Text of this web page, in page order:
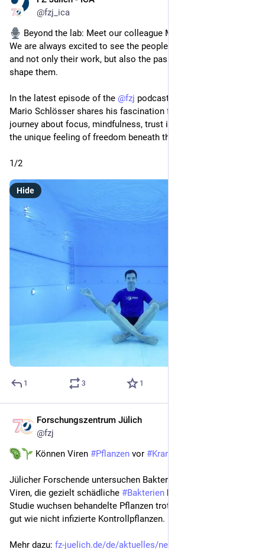
@fzj_ica
Beyond the lab: Meet our colleague Mario Schlösser!
We are always excited to see the people behind the research
and not only their work, but also the passions and stories that
shape them.
In the latest episode of the @fzj podcast, our ICA colleague
Mario Schlösser shares his fascination for apnoea diving: a
journey about focus, mindfulness, trust in one's own body, and
the unique feeling of freedom beneath the water's surface.
1/2
Hide
1 3 1
Forschungszentrum Jülich
@fzj
Können Viren #Pflanzen vor #Krankheiten
Jülicher Forschende untersuchen Bakteriophagen: natürliche
Viren, die gezielt schädliche #Bakterien befallen. In einer
Studie wuchsen behandelte Pflanzen trotz Infektion ähnlich
gut wie nicht infizierte Kontrollpflanzen.
Mehr dazu: fz-juelich.de/de/aktuelles/new